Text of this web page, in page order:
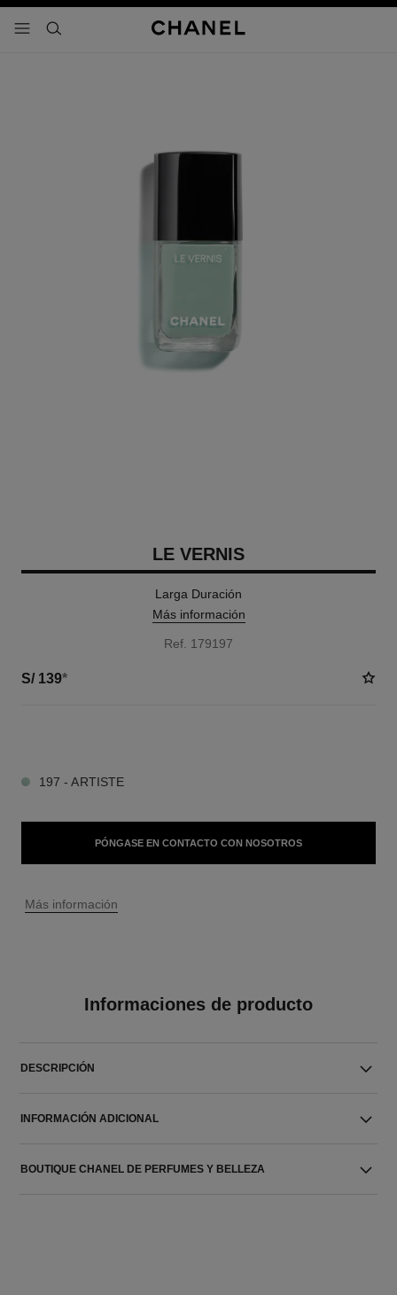
- navegación principal
buscar
LE VERNIS
Larga Duración
Más información
Ref. 179197
S/ 139*
197 - ARTISTE
PÓNGASE EN CONTACTO CON NOSOTROS
↩
Más información
Informaciones de producto
DESCRIPCIÓN
INFORMACIÓN ADICIONAL
BOUTIQUE CHANEL DE PERFUMES Y BELLEZA